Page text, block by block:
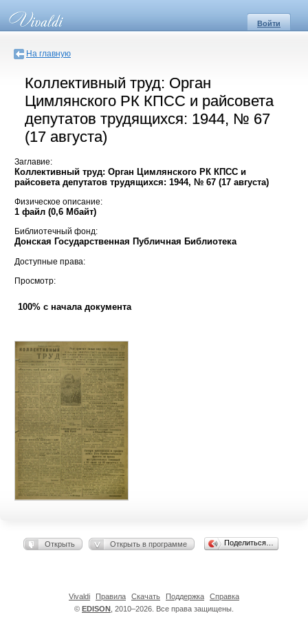
Войти
На главную
Коллективный труд: Орган
Цимлянского РК КПСС и райсовета
депутатов трудящихся: 1944, № 67
(17 августа)
Заглавие:
Коллективный труд: Орган Цимлянского РК КПСС и
райсовета депутатов трудящихся: 1944, № 67 (17 августа)
Физическое описание:
1 файл (0,6 Мбайт)
Библиотечный фонд:
Донская Государственная Публичная Библиотека
Доступные права:
Просмотр:
100% с начала документа
Открыть Открыть в программе Поделиться…
© EDISON , 2010–2026. Все права защищены.
Vivaldi Правила Скачать Поддержка Справка